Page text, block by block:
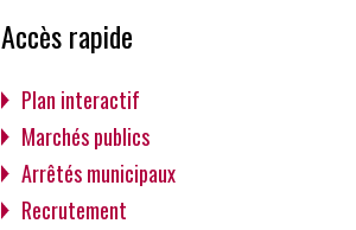
Accès rapide
Plan interactif
Marchés publics
Arrêtés municipaux
Recrutement